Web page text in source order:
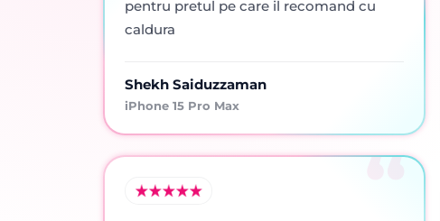
pentru pretul pe care il recomand cu
caldura
Shekh Saiduzzaman
iPhone 15 Pro Max